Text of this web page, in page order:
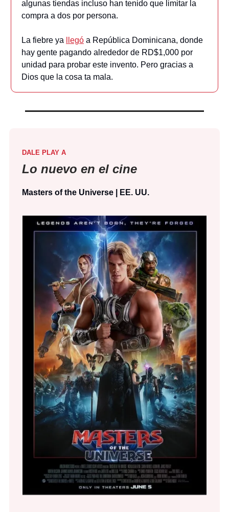
algunas tiendas incluso han tenido que limitar la
compra a dos por persona.
La fiebre ya llegó a República Dominicana, donde
hay gente pagando alrededor de RD$1,000 por
unidad para probar este invento. Pero gracias a
Dios que la cosa ta mala.
DALE PLAY A
Lo nuevo en el cine
Masters of the Universe | EE. UU.